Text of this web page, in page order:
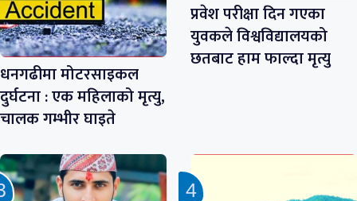
धनगढीमा मोटरसाइकल
दुर्घटना : एक महिलाको मृत्यु,
चालक गम्भीर घाइते
प्रवेश परीक्षा दिन गएका
युवकले विश्वविद्यालयको
छतबाट हाम फाल्दा मृत्यु